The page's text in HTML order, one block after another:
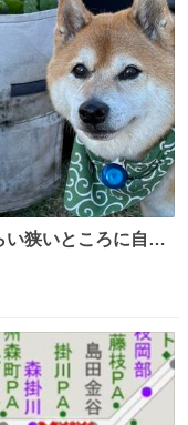
狭いところに自ら
デニングしてる飼
った♥️